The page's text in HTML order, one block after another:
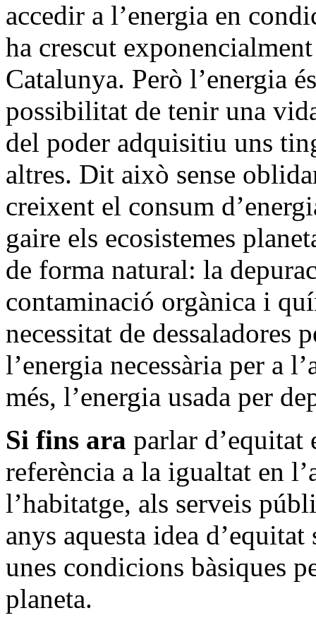
accedir a l’energia en
ha crescut
Catalunya. Però l’energia
possibilitat de tenir una
del poder adquisitiu uns
altres. Dit això sense
creixent el consum
gaire els ecosistemes
de forma natural: la
contaminació orgànica i
necessitat de dessaladores
l’energia necessària per a
més, l’energia usada per
Si fins ara parlar
referència a la igualtat en
l’habitatge, als serveis
anys aquesta idea
unes condicions bàsiques
planeta.